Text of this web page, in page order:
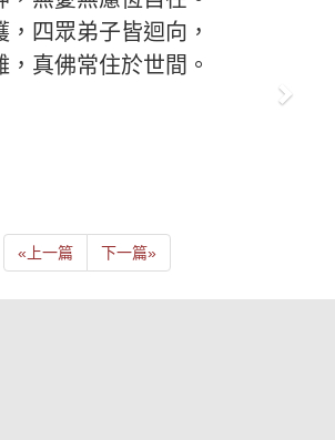
四眾弟子皆迴向，
真佛常住於世間。
« 上一篇 下一篇»